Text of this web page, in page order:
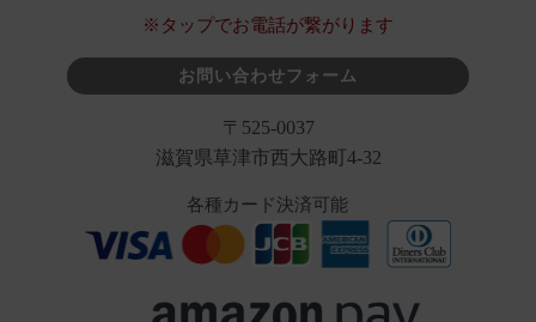
※タップでお電話が繋がります
お問い合わせフォーム
〒525-0037
滋賀県草津市西大路町4-32
各種カード決済可能